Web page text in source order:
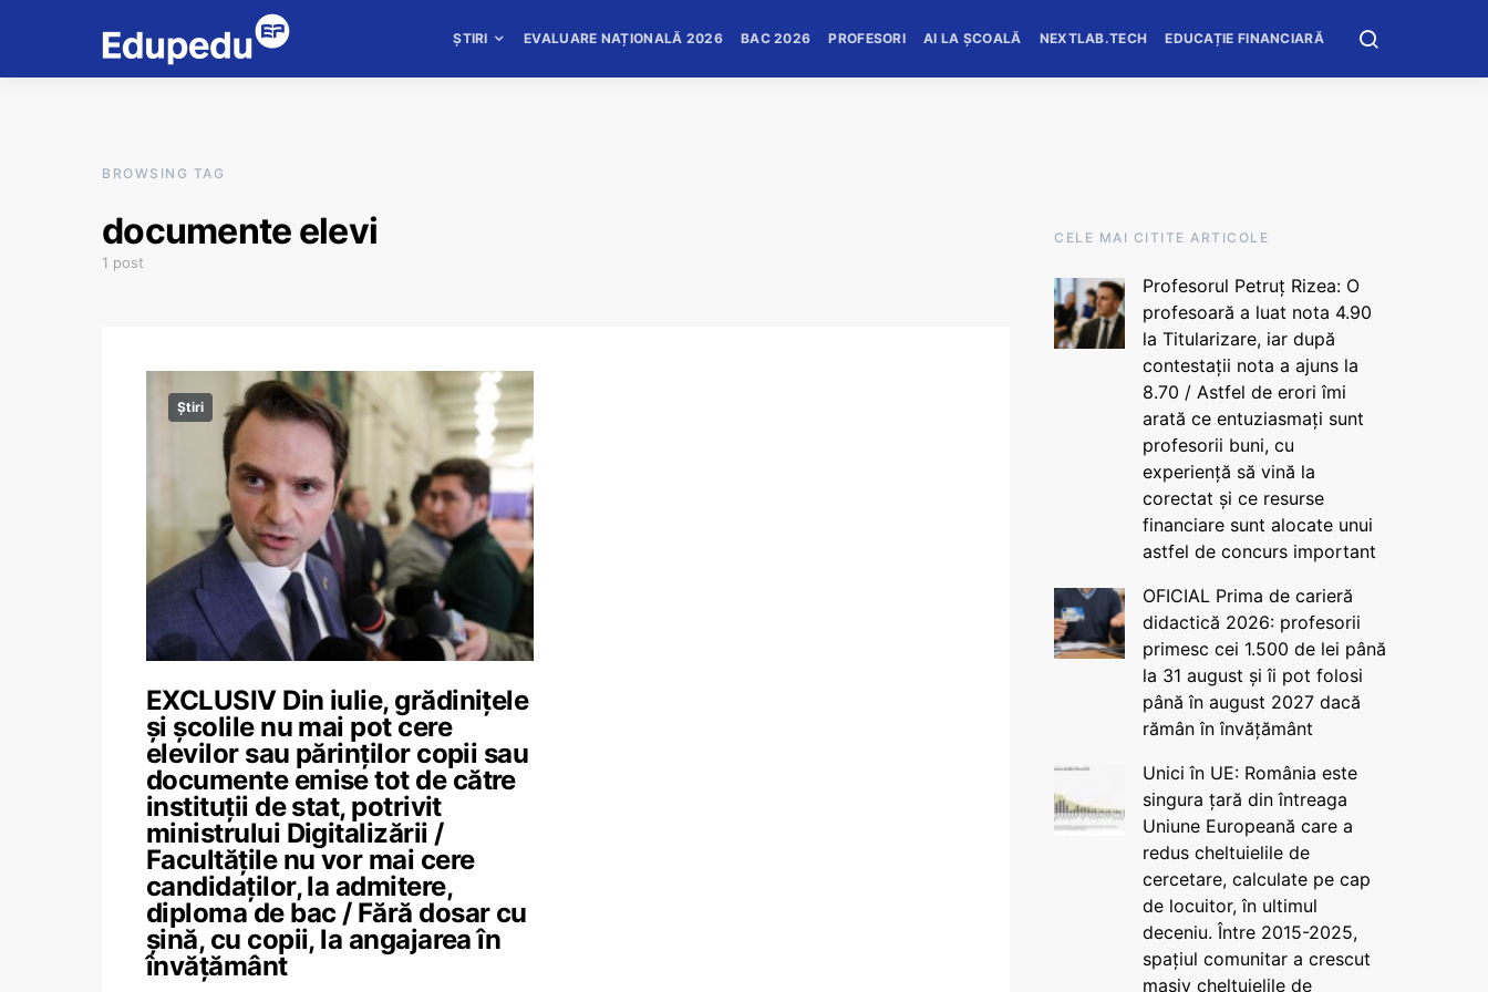
ȘTIRI EVALUARE NAȚIONALĂ 2026 BAC 2026 PROFESORI AI LA ȘCOALĂ NEXTLAB.TECH EDUCAȚIE FINANCIARĂ
BROWSING TAG
documente elevi
1 post
Știri
EXCLUSIV Din iulie, grădinițele
și școlile nu mai pot cere
elevilor sau părinților copii sau
documente emise tot de către
instituții de stat, potrivit
ministrului Digitalizării /
Facultățile nu vor mai cere
candidaților, la admitere,
diploma de bac / Fără dosar cu
șină, cu copii, la angajarea în
învățământ
CELE MAI CITITE ARTICOLE
Profesorul Petruț Rizea: O
profesoară a luat nota 4.90
la Titularizare, iar după
contestații nota a ajuns la
8.70 / Astfel de erori îmi
arată ce entuziasmați sunt
profesorii buni, cu
experiență să vină la
corectat și ce resurse
financiare sunt alocate unui
astfel de concurs important
OFICIAL Prima de carieră
didactică 2026: profesorii
primesc cei 1.500 de lei până
la 31 august și îi pot folosi
până în august 2027 dacă
rămân în învățământ
Unici în UE: România este
singura țară din întreaga
Uniune Europeană care a
redus cheltuielile de
cercetare, calculate pe cap
de locuitor, în ultimul
deceniu. Între 2015-2025,
spațiul comunitar a crescut
masiv cheltuielile de